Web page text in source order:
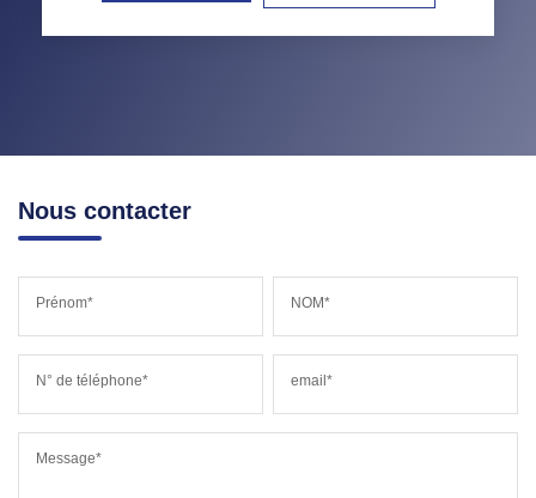
Nous contacter
Prénom* NOM*
N° de téléphone* email*
Message*